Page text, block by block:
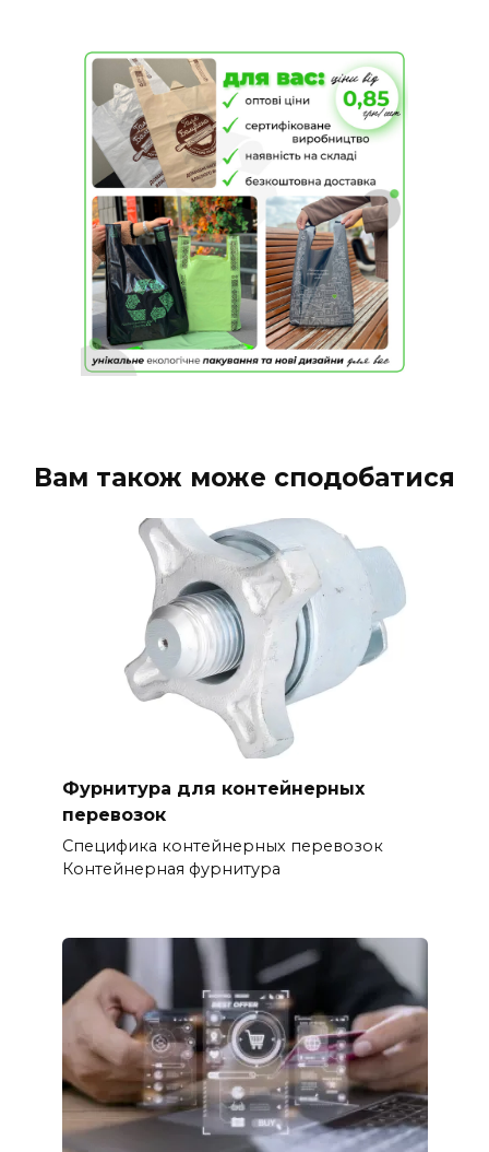
Вам також може сподобатися
Фурнитура для контейнерных
перевозок
Специфика контейнерных перевозок
Контейнерная фурнитура